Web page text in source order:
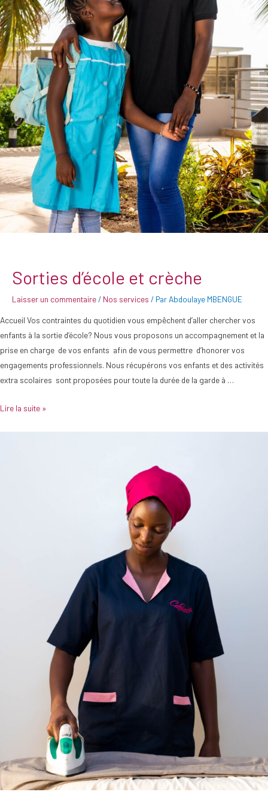
Sorties d’école et crèche
Laisser un commentaire/ Nos services / Par Abdoulaye MBENGUE
Accueil Vos contraintes du quotidien vous empêchent d’aller chercher vos
enfants à la sortie d’école? Nous vous proposons un accompagnement et la
prise en charge de vos enfants afin de vous permettre d’honorer vos
engagements professionnels. Nous récupérons vos enfants et des activités
extra scolaires sont proposées pour toute la durée de la garde à …
Lire la suite »